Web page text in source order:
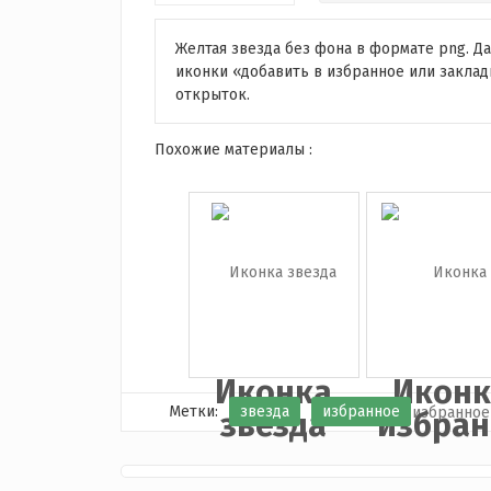
Желтая звезда без фона в формате png.
иконки «добавить в избранное или
открыток.
Похожие материалы :
Иконка
звезда
Метки: звезда избранное